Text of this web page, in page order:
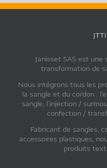
Janisset SAS est une
transformation de
Nous intégrons tous les
la sangle et du cordon :
sangle, l’injection /
confection /
Fabricant de sangles,
accessoires plastiques,
produits